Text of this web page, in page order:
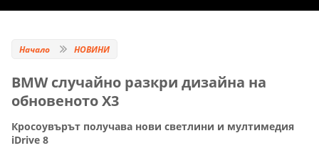
Начало НОВИНИ
BMW случайно разкри дизайна на
обновеното X3
Кросоувърът получава нови светлини и мултимедия
iDrive 8